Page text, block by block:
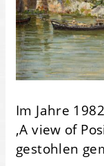
Im Jahre
‚A view of
gestohlen